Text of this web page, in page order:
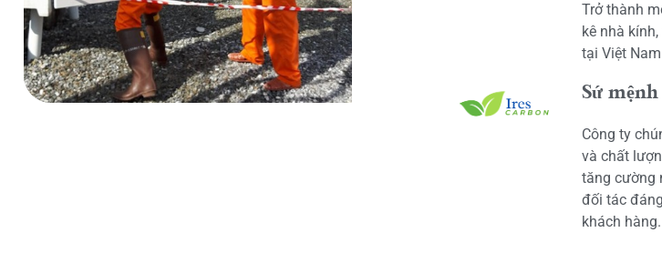
Trở thành
kê nhà
tại Việt Nam
Sứ mệnh
Công ty
và chất
tăng cường
đối tác
khách hàng.